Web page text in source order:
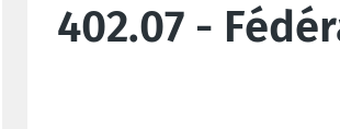
402.07 -